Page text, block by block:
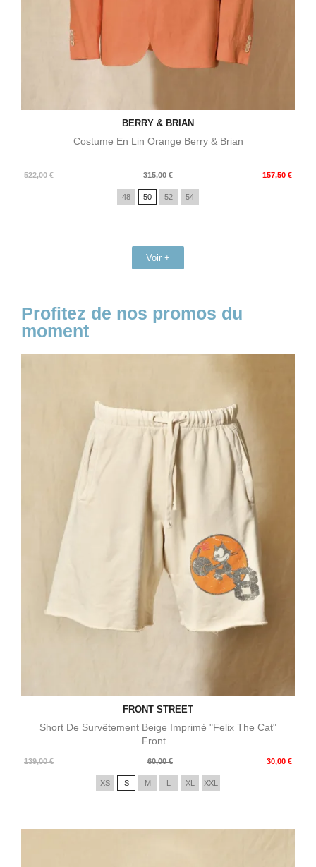
BERRY & BRIAN
Costume En Lin Orange Berry & Brian
522,00 €
Prix
315,00 € 157,50 €
Prix
48 50 52 54
Voir +
Profitez de nos promos du
moment
FRONT STREET
Short De Survêtement Beige Imprimé "Felix The Cat"
Front...
139,00 €
Prix
60,00 € 30,00 €
Prix
XS S M L XL XXL